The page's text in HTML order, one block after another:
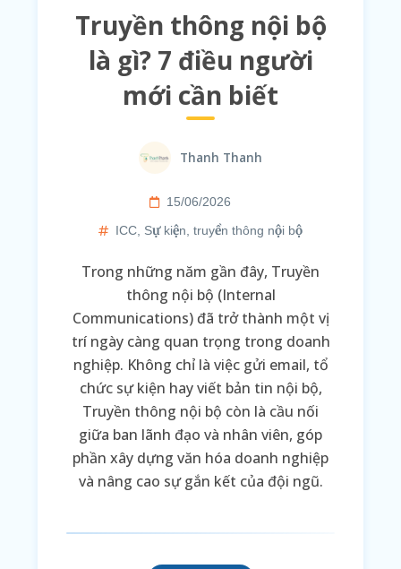
Truyền thông nội bộ
là gì? 7 điều người
mới cần biết
Thanh Thanh
15/06/2026
ICC Sự kiện truyền thông nội bộ
Trong những năm gần đây, Truyền
thông nội bộ (Internal
Communications) đã trở thành một vị
trí ngày càng quan trọng trong doanh
nghiệp. Không chỉ là việc gửi email, tổ
chức sự kiện hay viết bản tin nội bộ,
Truyền thông nội bộ còn là cầu nối
giữa ban lãnh đạo và nhân viên, góp
phần xây dựng văn hóa doanh nghiệp
và nâng cao sự gắn kết của đội ngũ.